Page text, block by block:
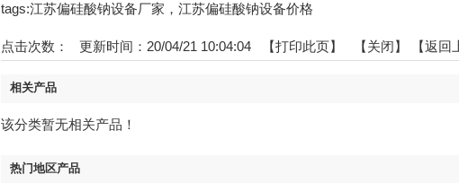
tags:江苏偏硅酸钠设备厂家，江苏偏硅酸钠设备价格
点击次数： 更新时间：20/04/21 10:04:04 【打印此页】 【关闭】 【返
相关产品
该分类暂无相关产品！
热门地区产品